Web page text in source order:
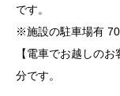
です。
※施設の駐車場有
【電車でお越しの
分です。